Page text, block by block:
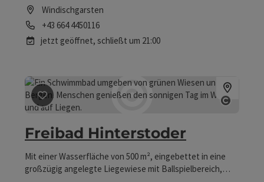
Windischgarsten
Telefon
+43 664 4450116
jetzt geöffnet, schließt um 21:00
Beitrag merken: Freibad Hinterstoder
Freibad Hinterstoder
Mit einer Wasserfläche von 500 m², eingebettet in eine
großzügig angelegte Liegewiese mit Ballspielbereich,